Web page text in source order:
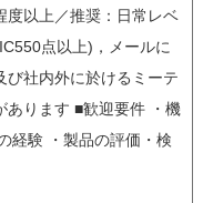
度以上／推奨：日常レベ
点以上)，メールに
び社内外に於けるミーテ
あります ■歓迎要件 ・機
経験 ・製品の評価・検